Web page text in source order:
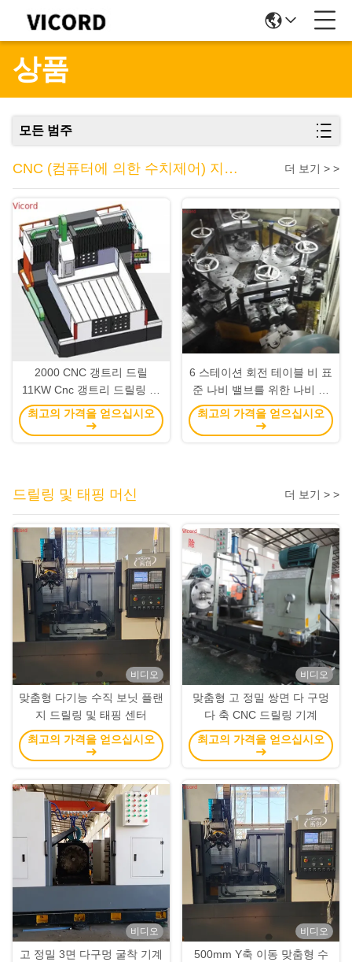
상품
모든 범주
CNC (컴퓨터에 의한 수치제어) 지루
한 제분기
더 보기 > >
2000 CNC 갱트리 드릴
11KW Cnc 갱트리 드릴링 머
신
최고의 가격을 얻으십시오
6 스테이션 회전 테이블 비 표
준 나비 밸브를 위한 나비 밸
브 가공 기계
최고의 가격을 얻으십시오
드릴링 및 태핑 머신 더 보기 > >
비디오
맞춤형 다기능 수직 보닛 플랜
지 드릴링 및 태핑 센터
최고의 가격을 얻으십시오
비디오
맞춤형 고 정밀 쌍면 다 구멍
다 축 CNC 드릴링 기계
최고의 가격을 얻으십시오
비디오
고 정밀 3면 다구멍 굴착 기계
비디오
500mm Y축 이동 맞춤형 수